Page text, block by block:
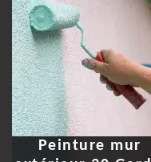
Peinture mur